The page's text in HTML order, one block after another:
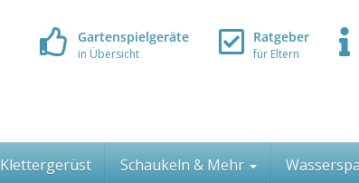
Gartenspielgeräte
in Übersicht
Ratgeber
für Eltern
Klettergerüst Schaukeln & Mehr